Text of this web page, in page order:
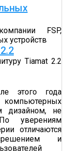
FSP,
устройств
Tiamat 2.2
этого года
дизайном, не
уверениям
отличаются
и